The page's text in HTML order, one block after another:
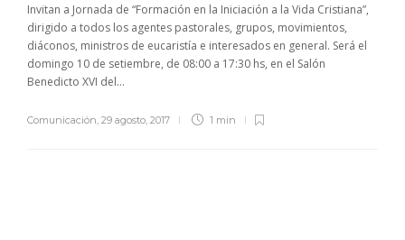
Invitan a Jornada de “Formación en la Iniciación a la Vida Cristiana”,
dirigido a todos los agentes pastorales, grupos, movimientos,
diáconos, ministros de eucaristía e interesados en general. Será el
domingo 10 de setiembre, de 08:00 a 17:30 hs, en el Salón
Benedicto XVI del...
Comunicación, 29 agosto, 2017 1 min